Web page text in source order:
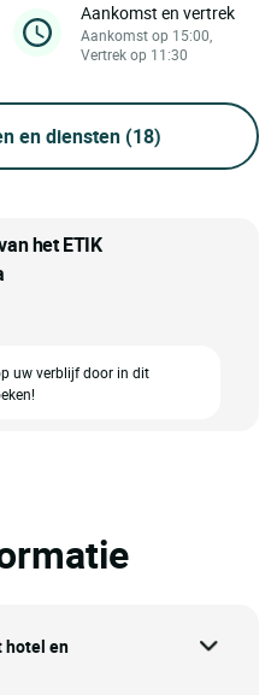
Aankomst en vertrek
Aankomst op 15:00,
Vertrek op 11:30
en diensten (18)
het ETIK
uw verblijf door in dit
hotel en